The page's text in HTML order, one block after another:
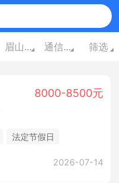
眉山四川 通信/电子 筛选
8000-8500元
法定节假日
2026-07-14